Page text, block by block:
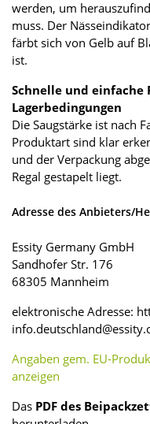
werden, um
muss. Der
färbt sich von Gelb auf
ist.
Schnelle und
Lagerbedingungen
Die Saugstärke ist nach
Produktart sind klar
und der Verpackung
Regal gestapelt liegt.
Adresse des Anbieters/
Essity Germany GmbH
Sandhofer Str. 176
68305 Mannheim
elektronische Adresse:
Angaben gem. EU-
anzeigen
Das PDF des